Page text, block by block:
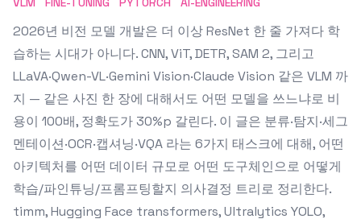
2026년 비전 모델 개발은 더 이상 ResNet 한 줄 가져다 학
습하는 시대가 아니다. CNN, ViT, DETR, SAM 2, 그리고
LLaVA·Qwen-VL·Gemini Vision·Claude Vision 같은 VLM 까
지 — 같은 사진 한 장에 대해서도 어떤 모델을 쓰느냐로 비
용이 100배, 정확도가 30%p 갈린다. 이 글은 분류·탐지·세그
멘테이션·OCR·캡셔닝·VQA 라는 6가지 태스크에 대해, 어떤
아키텍처를 어떤 데이터 규모로 어떤 도구체인으로 어떻게
학습/파인튜닝/프롬프팅할지 의사결정 트리로 정리한다.
timm, Hugging Face transformers, Ultralytics YOLO,